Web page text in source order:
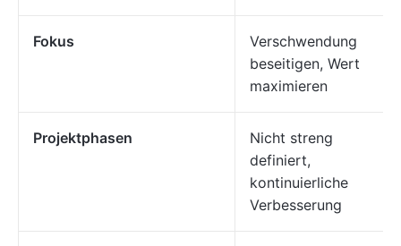
Fokus
Verschwendung
beseitigen, Wert
maximieren
Projektphasen
Nicht streng
definiert,
kontinuierliche
Verbesserung